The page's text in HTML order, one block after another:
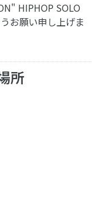
HIPHOP SOLO
お願い申し上げま
所